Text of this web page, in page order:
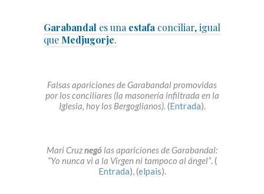
Garabandal es unaestafa conciliar, igual
que Medjugorje.
Falsas apariciones de Garabandal promovidas
por los conciliares (la masonería infiltrada en la
Iglesia, hoy los Bergoglianos). (Entrada).
Mari Cruznegó las apariciones de Garabandal:
“Yo nunca vi a la Virgen ni tampoco al ángel”. (
Entrada), (elpais).